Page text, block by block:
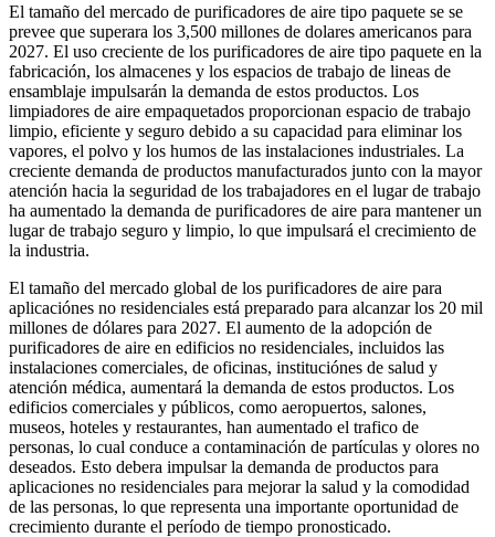
El tamaño del mercado de purificadores de aire tipo paquete se se
prevee que superara los 3,500 millones de dolares americanos para
2027. El uso creciente de los purificadores de aire tipo paquete en la
fabricación, los almacenes y los espacios de trabajo de lineas de
ensamblaje impulsarán la demanda de estos productos. Los
limpiadores de aire empaquetados proporcionan espacio de trabajo
limpio, eficiente y seguro debido a su capacidad para eliminar los
vapores, el polvo y los humos de las instalaciones industriales. La
creciente demanda de productos manufacturados junto con la mayor
atención hacia la seguridad de los trabajadores en el lugar de trabajo
ha aumentado la demanda de purificadores de aire para mantener un
lugar de trabajo seguro y limpio, lo que impulsará el crecimiento de
la industria.
El tamaño del mercado global de los purificadores de aire para
aplicaciónes no residenciales está preparado para alcanzar los 20 mil
millones de dólares para 2027. El aumento de la adopción de
purificadores de aire en edificios no residenciales, incluidos las
instalaciones comerciales, de oficinas, instituciónes de salud y
atención médica, aumentará la demanda de estos productos. Los
edificios comerciales y públicos, como aeropuertos, salones,
museos, hoteles y restaurantes, han aumentado el trafico de
personas, lo cual conduce a contaminación de partículas y olores no
deseados. Esto debera impulsar la demanda de productos para
aplicaciones no residenciales para mejorar la salud y la comodidad
de las personas, lo que representa una importante oportunidad de
crecimiento durante el período de tiempo pronosticado.